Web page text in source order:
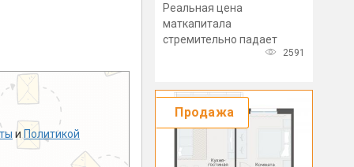
и Политикой
Реальная цена
маткапитала
стремительно падает
2591
Продажа